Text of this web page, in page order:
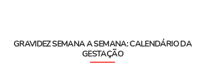
GRAVIDEZ SEMANA A SEMANA: CALENDÁRIO DA
GESTAÇÃO